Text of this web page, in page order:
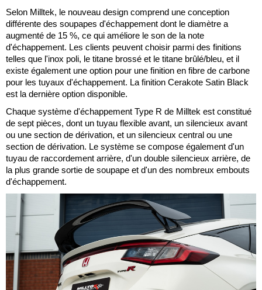
Selon Milltek, le nouveau design comprend une conception
différente des soupapes d'échappement dont le diamètre a
augmenté de 15 %, ce qui améliore le son de la note
d'échappement. Les clients peuvent choisir parmi des finitions
telles que l'inox poli, le titane brossé et le titane brûlé/bleu, et il
existe également une option pour une finition en fibre de carbone
pour les tuyaux d'échappement. La finition Cerakote Satin Black
est la dernière option disponible.
Chaque système d'échappement Type R de Milltek est constitué
de sept pièces, dont un tuyau flexible avant, un silencieux avant
ou une section de dérivation, et un silencieux central ou une
section de dérivation. Le système se compose également d'un
tuyau de raccordement arrière, d'un double silencieux arrière, de
la plus grande sortie de soupape et d'un des nombreux embouts
d'échappement.